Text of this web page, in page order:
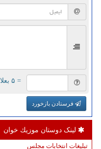
= ۵ بعلاوه ۲
فرستادن بازخورد
لینک دوستان موزیك خوان
تبلیغات انتخابات مجلس